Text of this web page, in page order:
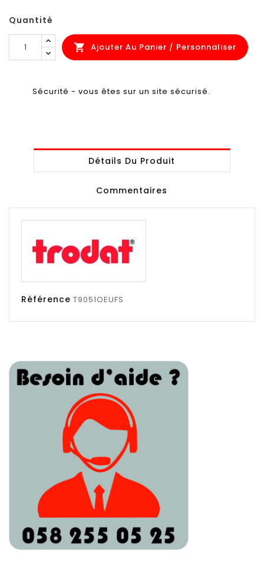
Quantité
 Ajouter Au Panier / Personnaliser
Sécurité - vous êtes sur un site sécurisé.
Détails Du Produit
Commentaires
Référence T9051OEUFS